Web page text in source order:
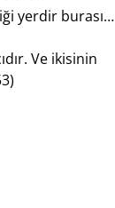
yerdir burası…
Ve ikisinin